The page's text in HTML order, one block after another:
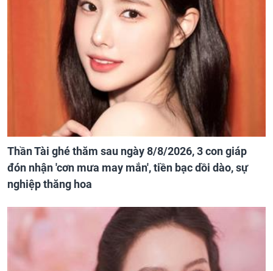
Thần Tài ghé thăm sau ngày 8/8/2026, 3 con giáp
đón nhận 'cơn mưa may mắn', tiền bạc dồi dào, sự
nghiệp thăng hoa